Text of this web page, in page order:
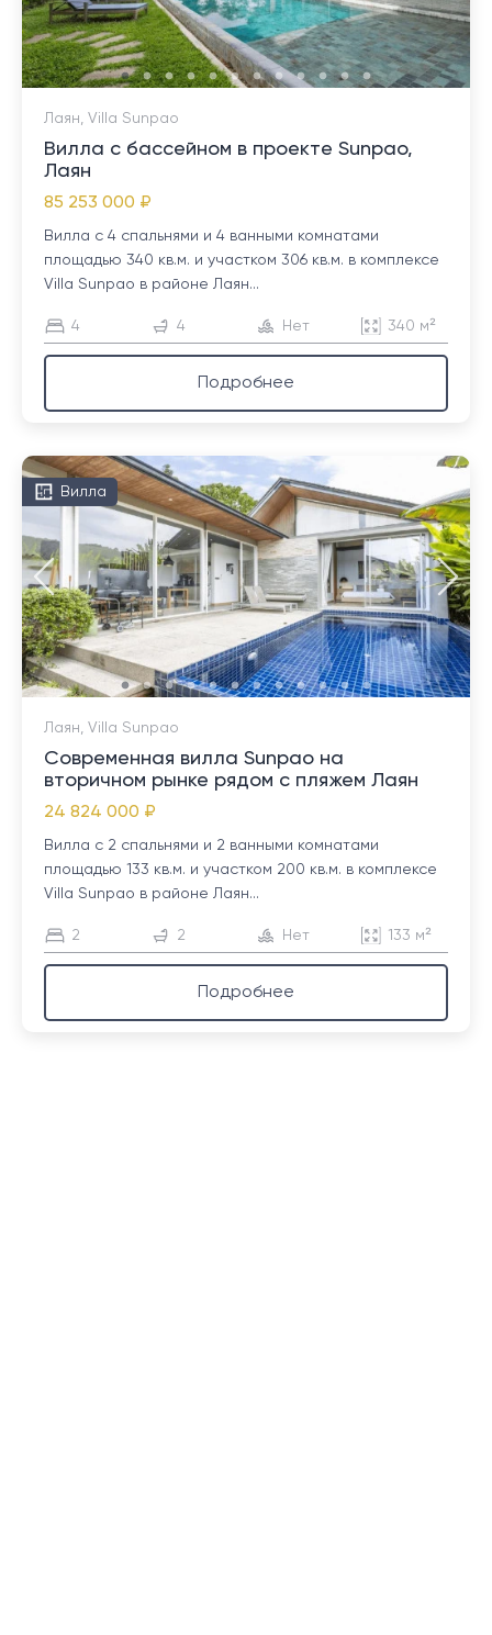
Лаян, Villa Sunpao
Вилла с бассейном в проекте Sunpao,
Лаян
85 253 000 ₽
Вилла с 4 спальнями и 4 ванными комнатами
площадью 340 кв.м. и участком 306 кв.м. в комплексе
Villa Sunpao в районе Лаян...
4 4 Нет 340 м²
Подробнее
Вилла
Лаян, Villa Sunpao
Современная вилла Sunpao на
вторичном рынке рядом с пляжем Лаян
24 824 000 ₽
Вилла с 2 спальнями и 2 ванными комнатами
площадью 133 кв.м. и участком 200 кв.м. в комплексе
Villa Sunpao в районе Лаян...
2 2 Нет 133 м²
Подробнее